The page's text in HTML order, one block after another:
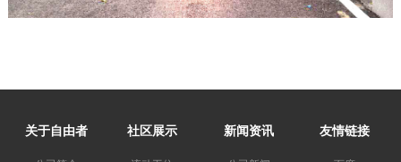
关于自由者 社区展示 新闻资讯 友情链接